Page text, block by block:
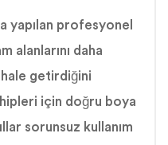
yapılan profesyonel
alanlarını daha
hale getirdiğini
için doğru boya
sorunsuz kullanım